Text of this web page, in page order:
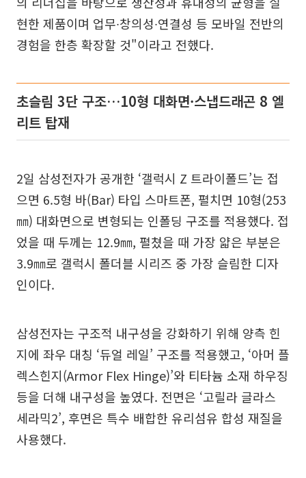
현한 제품이며 업무∙창의성∙연결성 등 모바일 전반의
경험을 한층 확장할 것"이라고 전했다.
초슬림 3단 구조…10형 대화면·스냅드래곤 8 엘
리트 탑재
2일 삼성전자가 공개한 ‘갤럭시 Z 트라이폴드’는 접
으면 6.5형 바(Bar) 타입 스마트폰, 펼치면 10형(253
㎜) 대화면으로 변형되는 인폴딩 구조를 적용했다. 접
었을 때 두께는 12.9㎜, 펼쳤을 때 가장 얇은 부분은
3.9㎜로 갤럭시 폴더블 시리즈 중 가장 슬림한 디자
인이다.
삼성전자는 구조적 내구성을 강화하기 위해 양측 힌
지에 좌우 대칭 ‘듀얼 레일’ 구조를 적용했고, ‘아머 플
렉스힌지(Armor Flex Hinge)’와 티타늄 소재 하우징
등을 더해 내구성을 높였다. 전면은 ‘고릴라 글라스
세라믹2’, 후면은 특수 배합한 유리섬유 합성 재질을
사용했다.